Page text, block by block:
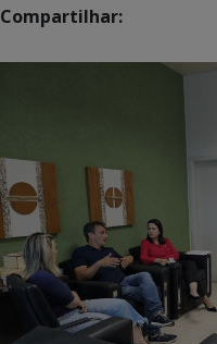
Compartilhar: